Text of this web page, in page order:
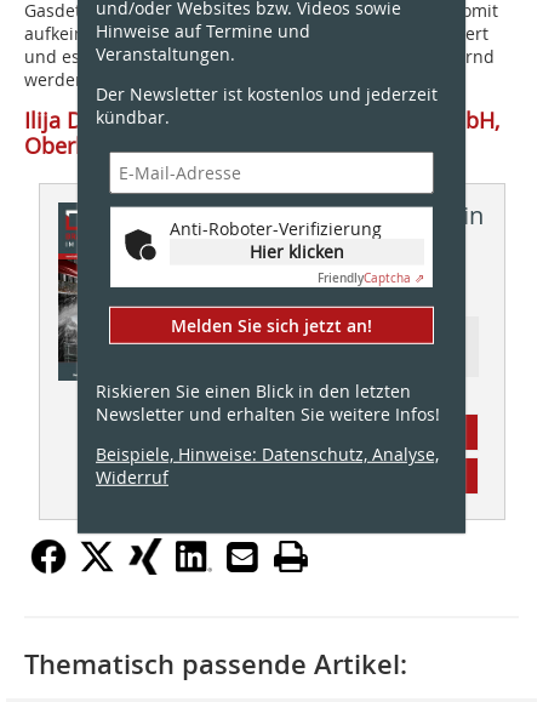
Gasdetektion werden fehlerhafte Batteriezellen und somit
aufkeimende Brände in der Entstehungsphase detektiert
und es kann umgehend reagiert werden. Schlussfolgernd
werden Schäden so gering wie möglich gehalten.
Ilija Divkovic, d&d Brandschutzsysteme GmbH,
Oberhausen
Dieser Artikel erschien in
BS BRANDSCHUTZ
01/2023
Ressort: Gebäudetechnischer
und/oder Websites bzw. Videos sowie
Hinweise auf Termine und
Veranstaltungen.
Der Newsletter ist kostenlos und jederzeit
kündbar.
Anti-Roboter-Verifizierung
Hier klicken
FriendlyCaptcha ⇗
Melden Sie sich jetzt an!
Riskieren Sie einen Blick in den letzten
Newsletter und erhalten Sie weitere Infos!
Beispiele, Hinweise: Datenschutz, Analyse,
Widerruf
Thematisch passende Artikel: